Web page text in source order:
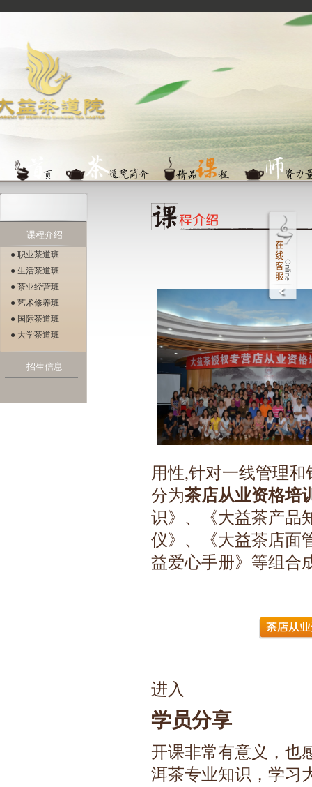
课程介绍
● 职业茶道班
● 生活茶道班
● 茶业经营班
● 艺术修养班
● 国际茶道班
● 大学茶道班
招生信息
用性,针对一线管理
分为茶店从业资格培
识》、《大益茶产品
仪》、《大益茶店面
益爱心手册》等组合
进入
学员分享
开课非常有意义，也
洱茶专业知识，学习